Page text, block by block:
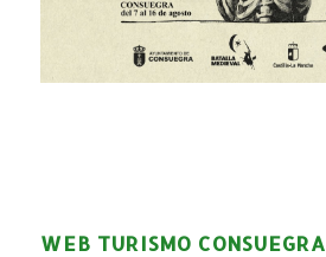
WEB TURISMO CONSUEGRA